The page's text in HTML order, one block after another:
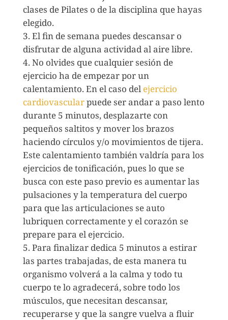
clases de Pilates o de la disciplina que hayas
elegido.
El fin de semana puedes descansar o
disfrutar de alguna actividad al aire libre.
No olvides que cualquier sesión de
ejercicio ha de empezar por un
calentamiento. En el caso del ejercicio
cardiovascularpuede ser andar a paso lento
durante 5 minutos, desplazarte con
pequeños saltitos y mover los brazos
haciendo círculos y/o movimientos de tijera.
Este calentamiento también valdría para los
ejercicios de tonificación, pues lo que se
busca con este paso previo es aumentar las
pulsaciones y la temperatura del cuerpo
para que las articulaciones se auto
lubriquen correctamente y el corazón se
prepare para el ejercicio.
Para finalizar dedica 5 minutos a estirar
las partes trabajadas, de esta manera tu
organismo volverá a la calma y todo tu
cuerpo te lo agradecerá, sobre todo los
músculos, que necesitan descansar,
recuperarse y que la sangre vuelva a fluir